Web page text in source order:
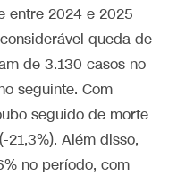
entre 2024 e 2025
queda de
de 3.130 casos no
seguinte. Com
seguido de morte
Além disso,
no período, com